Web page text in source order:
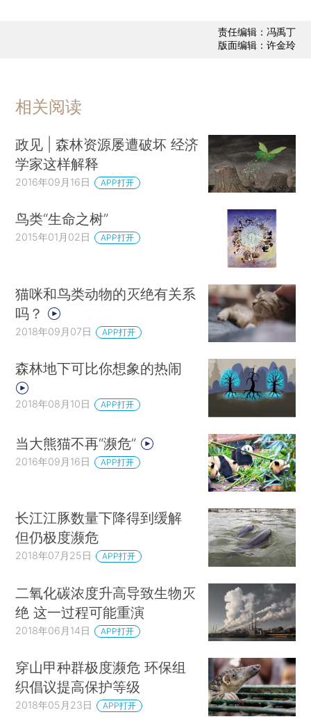
责任编辑：冯禹丁
版面编辑：许金玲
相关阅读
政见 | 森林资源屡遭破坏 经济
学家这样解释
2016年09月16日 APP打开
鸟类“生命之树”
2015年01月02日 APP打开
猫咪和鸟类动物的灭绝有关系
吗？
2018年09月07日 APP打开
森林地下可比你想象的热闹
2018年08月10日 APP打开
当大熊猫不再“濒危”
2016年09月16日 APP打开
长江江豚数量下降得到缓解
但仍极度濒危
2018年07月25日 APP打开
二氧化碳浓度升高导致生物灭
绝 这一过程可能重演
2018年06月14日 APP打开
穿山甲种群极度濒危 环保组
织倡议提高保护等级
2018年05月23日 APP打开